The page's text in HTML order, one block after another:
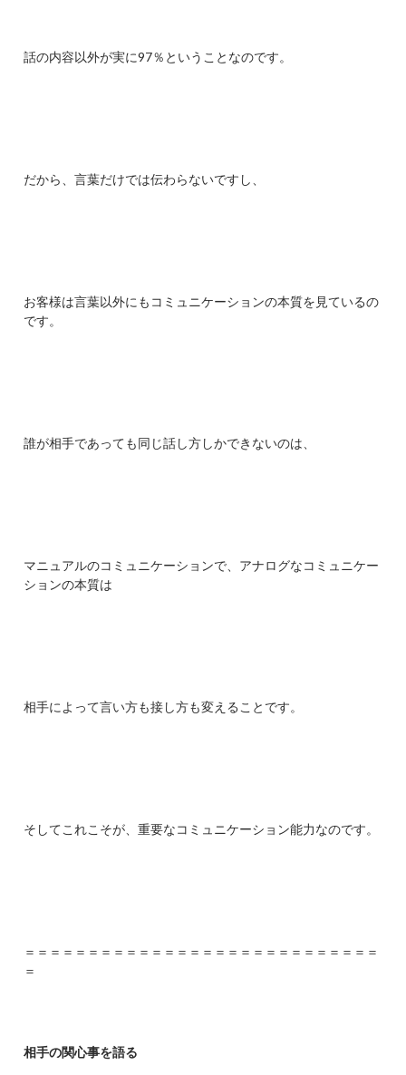
話の内容以外が実に97％ということなのです。
だから、言葉だけでは伝わらないですし、
お客様は言葉以外にもコミュニケーションの本質を見ているの
です。
誰が相手であっても同じ話し方しかできないのは、
マニュアルのコミュニケーションで、アナログなコミュニケー
ションの本質は
相手によって言い方も接し方も変えることです。
そしてこれこそが、重要なコミュニケーション能力なのです。
＝＝＝＝＝＝＝＝＝＝＝＝＝＝＝＝＝＝＝＝＝＝＝＝＝＝＝＝
＝
相手の関心事を語る